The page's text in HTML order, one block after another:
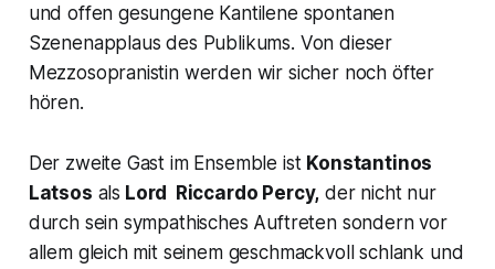
und offen gesungene Kantilene spontanen
Szenenapplaus des Publikums. Von dieser
Mezzosopranistin werden wir sicher noch öfter
hören.
Der zweite Gast im Ensemble ist Konstantinos
Latsos als Lord Riccardo Percy, der nicht nur
durch sein sympathisches Auftreten sondern vor
allem gleich mit seinem geschmackvoll schlank und